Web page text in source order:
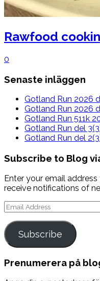
Rawfood
0
Senaste inläggen
Gotland Run 2026
Gotland Run 2026
Gotland Run 511k
Gotland Run del
Gotland Run del
Subscribe to Blog
Enter your email
receive notifications of
Email
Address
Subscribe
Prenumerera på